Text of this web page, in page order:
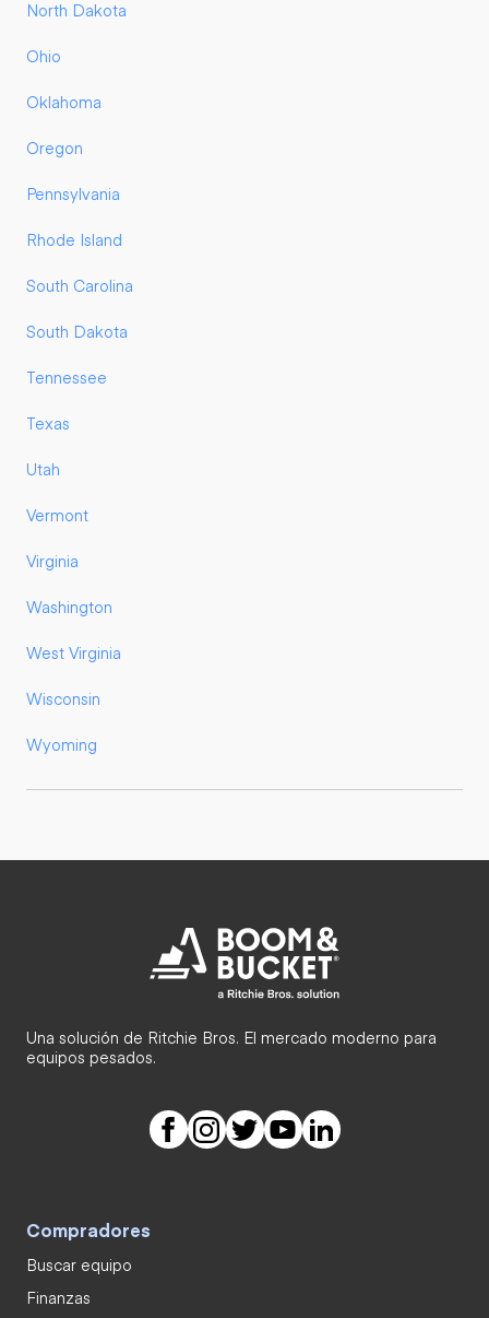
North Dakota
Ohio
Oklahoma
Oregon
Pennsylvania
Rhode Island
South Carolina
South Dakota
Tennessee
Texas
Utah
Vermont
Virginia
Washington
West Virginia
Wisconsin
Wyoming
Una solución de Ritchie Bros. El mercado moderno para
equipos pesados.
Compradores
Buscar equipo
Finanzas